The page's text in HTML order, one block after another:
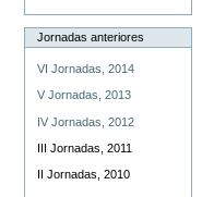
Jornadas anteriores
VI Jornadas, 2014
V Jornadas, 2013
IV Jornadas, 2012
III Jornadas, 2011
II Jornadas, 2010